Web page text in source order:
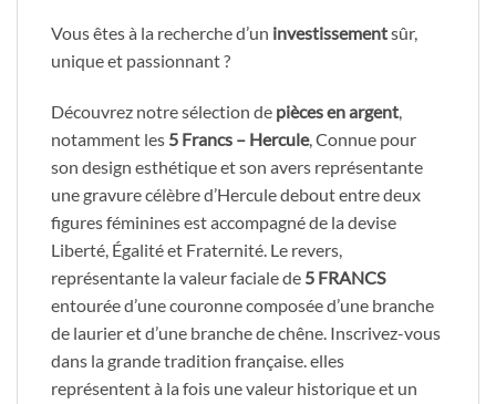
Vous êtes à la recherche d’un investissementsûr,
unique et passionnant ?
Découvrez notre sélection de pièces en argent,
notamment les 5 Francs – Hercule, Connue pour
son design esthétique et son avers représentante
une gravure célèbre d’Hercule debout entre deux
figures féminines est accompagné de la devise
Liberté, Égalité et Fraternité. Le revers,
représentante la valeur faciale de 5 FRANCS
entourée d’une couronne composée d’une branche
de laurier et d’une branche de chêne. Inscrivez-vous
dans la grande tradition française. elles
représentent à la fois une valeur historique et un